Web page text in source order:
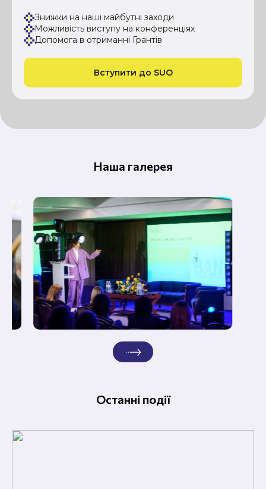
Знижки на наші майбутні заходи
Можливість виступу на конференціях
Допомога в отриманні Грантів
Вступити до SUO
Наша галерея
Останні події